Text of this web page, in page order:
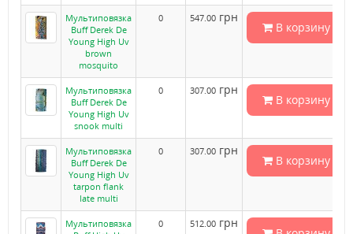
Мультиповязка
Buff Derek De
Young High Uv
brown
mosquito
0 547.00 грн
В корзину
Мультиповязка
Buff Derek De
Young High Uv
snook multi
0 307.00 грн
В корзину
Мультиповязка
Buff Derek De
Young High Uv
tarpon flank
late multi
0 307.00 грн
В корзину
Мультиповязка
0 512.00 грн